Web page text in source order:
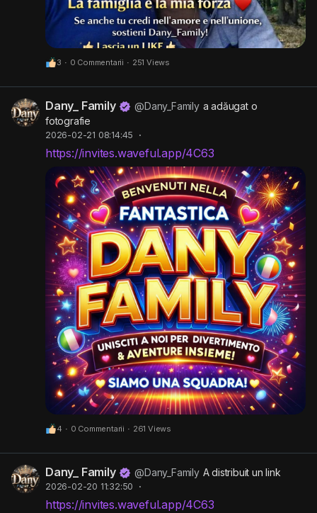
3 · 0 Commentarii · 251 Views
Dany_ Family @Dany_Family a adăugat o
fotografie
2026-02-21 08:14:45 ·
https://invites.waveful.app/4C63
4 · 0 Commentarii · 261 Views
Dany_ Family @Dany_Family A distribuit un link
2026-02-20 11:32:50 ·
https://invites.waveful.app/4C63